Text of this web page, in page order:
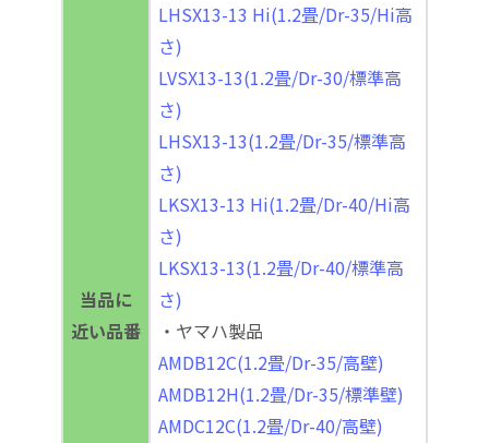
当品に
近い品番
LHSX13-13 Hi(1.2畳/Dr-35/Hi高
さ)
LVSX13-13(1.2畳/Dr-30/標準高
さ)
LHSX13-13(1.2畳/Dr-35/標準高
さ)
LKSX13-13 Hi(1.2畳/Dr-40/Hi高
さ)
LKSX13-13(1.2畳/Dr-40/標準高
さ)
・ヤマハ製品
AMDB12C(1.2畳/Dr-35/高壁)
AMDB12H(1.2畳/Dr-35/標準壁)
AMDC12C(1.2畳/Dr-40/高壁)